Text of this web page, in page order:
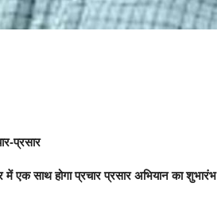
प्रसार
एक साथ होगा प्रचार प्रसार अभियान का शुभारंभ